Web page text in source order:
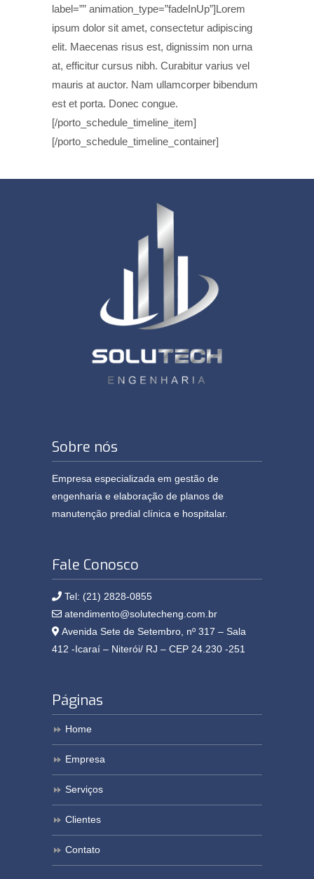
label=”” animation_type=”fadeInUp”]Lorem
ipsum dolor sit amet, consectetur adipiscing
elit. Maecenas risus est, dignissim non urna
at, efficitur cursus nibh. Curabitur varius vel
mauris at auctor. Nam ullamcorper bibendum
est et porta. Donec congue.
[/porto_schedule_timeline_item]
[/porto_schedule_timeline_container]
Sobre nós
Empresa especializada em gestão de
engenharia e elaboração de planos de
manutenção predial clínica e hospitalar.
Fale Conosco
Tel: (21) 2828-0855
atendimento@solutecheng.com.br
Avenida Sete de Setembro, nº 317 – Sala
412 -Icaraí – Niterói/ RJ – CEP 24.230 -251
Páginas
Home
Empresa
Serviços
Clientes
Contato